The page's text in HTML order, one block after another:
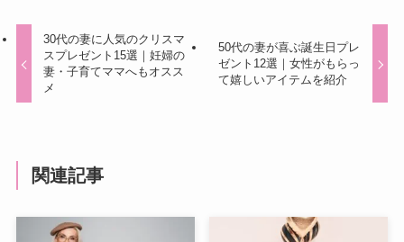
30代の妻に人気のクリスマ
スプレゼント15選｜妊婦の
妻・子育てママへもオスス
メ
50代の妻が喜ぶ誕生日プレ
ゼント12選｜女性がもらっ
て嬉しいアイテムを紹介
関連記事